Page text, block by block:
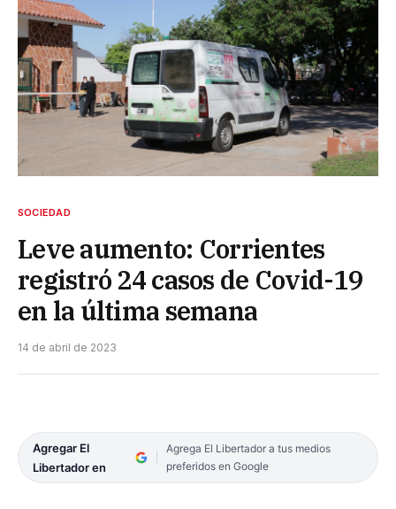
SOCIEDAD
Leve aumento: Corrientes
registró 24 casos de Covid-19
en la última semana
14 de abril de 2023
Agregar El
Libertador en
Agrega El Libertador a tus medios
preferidos en Google